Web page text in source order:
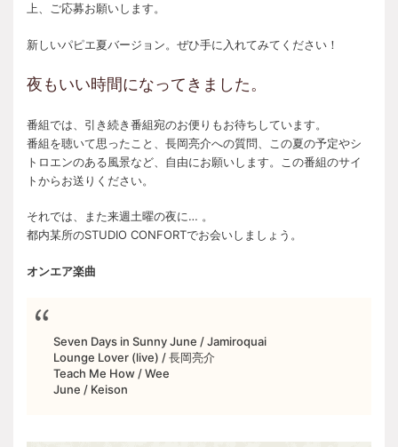
上、ご応募お願いします。
新しいパピエ夏バージョン。ぜひ手に入れてみてください！
夜もいい時間になってきました。
番組では、引き続き番組宛のお便りもお待ちしています。
番組を聴いて思ったこと、長岡亮介への質問、この夏の予定やシ
トロエンのある風景など、自由にお願いします。この番組のサイ
トからお送りください。
それでは、また来週土曜の夜に… 。
都内某所のSTUDIO CONFORTでお会いしましょう。
オンエア楽曲
Seven Days in Sunny June / Jamiroquai
Lounge Lover (live) / 長岡亮介
Teach Me How / Wee
June / Keison